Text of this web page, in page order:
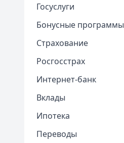
Госуслуги
Бонусные программы
Страхование
Росгосстрах
Интернет-банк
Вклады
Ипотека
Переводы